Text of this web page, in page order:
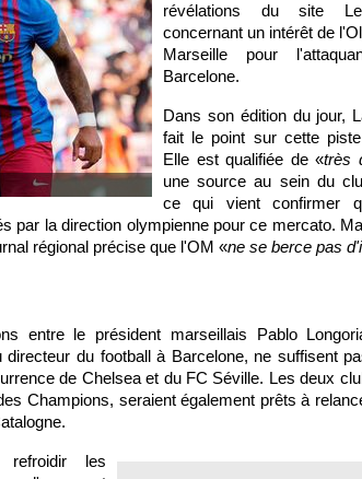
révélations du site
concernant un intérêt de
Marseille pour
Barcelone.
Dans son édition du jour,
fait le point sur cette piste
Elle est qualifiée de «très
une source au sein du
ce qui vient confirmer
par la direction olympienne pour ce mercato.
régional précise que l'OM «ne se berce pas
entre le président marseillais Pablo
du football à Barcelone, ne suffisent
de Chelsea et du FC Séville. Les deux
Champions, seraient également prêts à
refroidir les